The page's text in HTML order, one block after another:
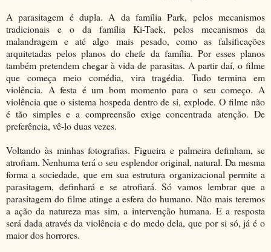
A parasitagem é dupla. A da família Park, pelos mecanismos
tradicionais e o da família Ki-Taek, pelos mecanismos da
malandragem e até algo mais pesado, como as falsificações
arquitetadas pelos planos do chefe da família. Por esses planos
também pretendem chegar à vida de parasitas. A partir daí, o filme
que começa meio comédia, vira tragédia. Tudo termina em
violência. A festa é um bom momento para o seu começo. A
violência que o sistema hospeda dentro de si, explode. O filme não
é tão simples e a compreensão exige concentrada atenção. De
preferência, vê-lo duas vezes.
Voltando às minhas fotografias. Figueira e palmeira definham, se
atrofiam. Nenhuma terá o seu esplendor original, natural. Da mesma
forma a sociedade, que em sua estrutura organizacional permite a
parasitagem, definhará e se atrofiará. Só vamos lembrar que a
parasitagem do filme atinge a esfera do humano. Não mais teremos
a ação da natureza mas sim, a intervenção humana. E a resposta
será dada através da violência e do medo dela, que por si só, já é o
maior dos horrores.